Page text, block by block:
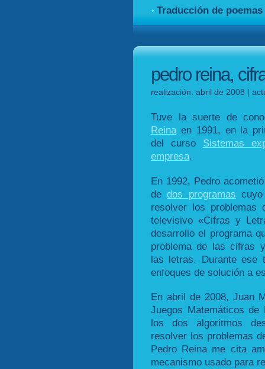
Traducción de
pedro reina,
realización: abril de 2008 |
Tuve la suerte de
Reinaen 1991, en la
del curso Sistemas
empresa.
En 1992, Pedro
dedos programas
resolver los problemas
televisivo «Cifras y
desarrollo el programa
problema de las cifras
las letras. Durante ese
enfoques de solución a
En abril de 2008, Juan
Juegos Matemáticos
los dos algoritmos
resolver los problemas
Pedro Reina me cita
mecanismo usado para